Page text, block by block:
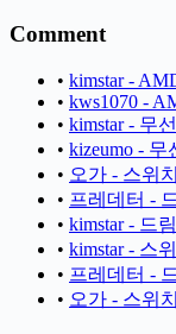
Comment
• kimstar -
• kws1070 -
• kimstar - 무
• kizeumo -
• 오가 - 스위
• 프레데터 -
• kimstar - 드
• kimstar - 스
• 프레데터 -
• 오가 - 스위